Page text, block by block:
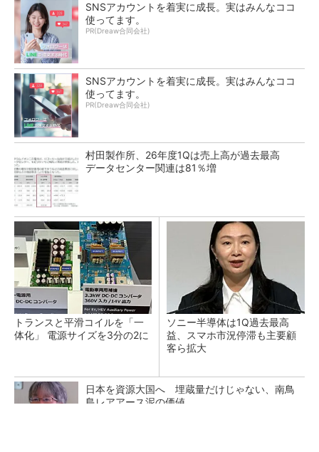
SNSアカウントを着実に成長。実はみんなココ
使ってます。
PR(Dreaw合同会社)
SNSアカウントを着実に成長。実はみんなココ
使ってます。
PR(Dreaw合同会社)
村田製作所、26年度1Qは売上高が過去最高
データセンター関連は81％増
トランスと平滑コイルを「一
体化」 電源サイズを3分の2に
ソニー半導体は1Q過去最高
益、スマホ市況停滞も主要顧
客ら拡大
日本を資源大国へ 埋蔵量だけじゃない、南鳥
島レアアース泥の価値